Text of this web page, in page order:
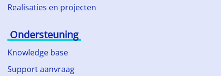
Realisaties en projecten
Ondersteuning
Knowledge base
Support aanvraag